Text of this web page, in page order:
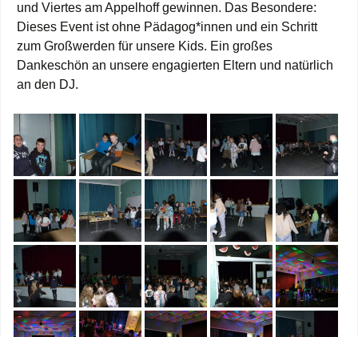
und Viertes am Appelhoff gewinnen. Das Besondere:
Dieses Event ist ohne Pädagog*innen und ein Schritt
zum Großwerden für unsere Kids. Ein großes
Dankeschön an unsere engagierten Eltern und natürlich
an den DJ.